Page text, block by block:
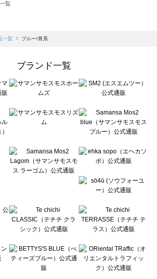
覧
（ツハルバイサマンサモスモス）の一覧
ンサモスモス ブルー）の一覧
クラシック）の一覧
ール）の一覧
ズブルー）の一覧
）の一覧
一覧 ブルー/青系
ブランド一覧